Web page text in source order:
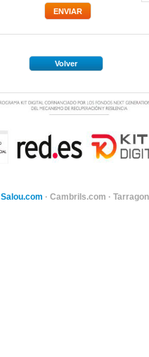
Volver
Salou.com · Cambrils.com ·